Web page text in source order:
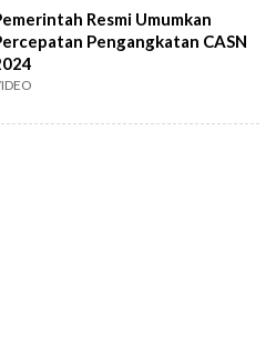
Resmi Umumkan
Pengangkatan CASN